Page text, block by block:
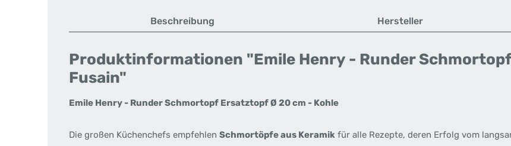
Beschreibung Hersteller
Produktinformationen "Emile Henry - Runder
Fusain"
Emile Henry - Runder Schmortopf Ersatztopf Ø 20 cm - Kohle
Die großen Küchenchefs empfehlen Schmortöpfe aus Keramik für alle Rezepte, deren Erfolg vom